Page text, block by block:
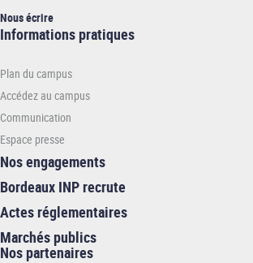
Nous écrire
Informations
ENSEIRB-
MATMECA
Informations pratiques
Plan du campus
Accédez au campus
Communication
Espace presse
Nos engagements
Bordeaux INP recrute
Actes réglementaires
Marchés publics
Nos partenaires